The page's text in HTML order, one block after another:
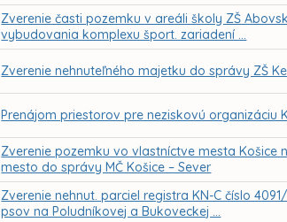
Zverenie časti pozemku v areáli školy ZŠ
vybudovania komplexu šport. zariadení ...
Zverenie nehnuteľného majetku do správy ZŠ
Prenájom priestorov pre neziskovú organizáciu
Zverenie pozemku vo vlastníctve mesta
mesto do správy MČ Košice – Sever
Zverenie nehnut. parciel registra KN-C číslo
psov na Poludníkovej a Bukoveckej ...